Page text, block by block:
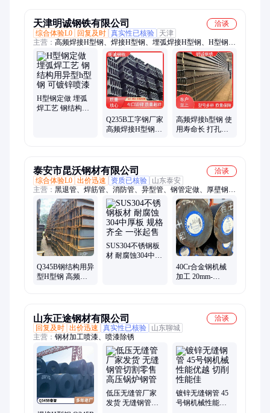
天津明诚钢铁有限公司
洽谈
综合体验L0
回复及时 真实性已核验
天津
主营： 高频焊接H型钢、焊接H型钢、埋弧焊接H型钢、H型钢、
焊接工字钢、高频焊接h型钢、h型钢、Q235B焊接H型钢、
Q355B焊接H型钢、高频焊H型钢、高频焊檩条
H型钢定做 埋弧
焊工艺 钢结构用
Q235B工字钢厂家
高频焊接H型钢
高频焊接h型钢 使
用寿命长 打孔焊
泰安市昆沃钢材有限公司
洽谈
综合体验L0 出价迅速 资质已核验
山东泰安
主营： 黑退管、焊筋管、消防管、异型管、钢管定做、厚壁钢
管、焊接钢管、大口径钢管、输送用焊管、热轧管、直缝管、镀
锌管、电线套管、冷轧焊管、高频焊管、圆管定做、光亮焊管、
直缝焊管、焊接圆管、48*3.0焊管、精密光亮管、大口径圆管、
热镀锌圆管、195家具圆管、螺旋焊接管
Q345B钢结构用异
型H型钢 高频焊
SUS304不锈钢板
材 耐腐蚀304中厚
40Cr合金钢机械
加工 20mm-
山东正途钢材有限公司
洽谈
回复及时 出价迅速 真实性已核验
山东聊城
主营： 钢材加工喷漆、喷漆除锈
低压无缝管厂家
发货 无缝钢管切
镀锌无缝钢管 45
号钢机械性能优